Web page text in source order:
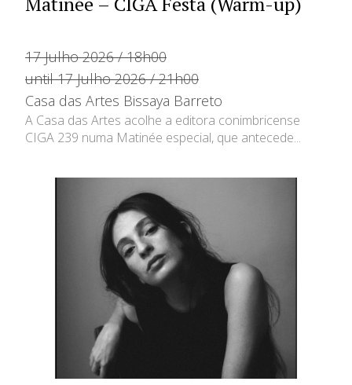
17 Julho 2026 / 18h00
until 17 Julho 2026 / 21h00
Casa das Artes Bissaya Barreto
A Casa das Artes acolhe a editora conimbricense
CIGA 239 numa Matinée especial, que antecede...